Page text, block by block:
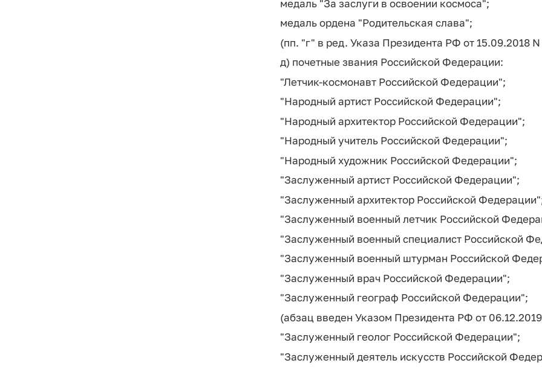
медаль "За заслуги в освоении космоса";
медаль ордена "Родительская слава";
(пп. "г" в ред. Указа Президента РФ от 15.09.2018 N
д) почетные звания Российской Федерации:
"Летчик-космонавт Российской Федерации";
"Народный артист Российской Федерации";
"Народный архитектор Российской Федерации";
"Народный учитель Российской Федерации";
"Народный художник Российской Федерации";
"Заслуженный артист Российской Федерации";
"Заслуженный архитектор Российской
"Заслуженный военный летчик Российской
"Заслуженный военный специалист Российской
"Заслуженный военный штурман Российской
"Заслуженный врач Российской Федерации";
"Заслуженный географ Российской Федерации";
(абзац введен Указом Президента РФ от
"Заслуженный геолог Российской Федерации";
"Заслуженный деятель искусств Российской